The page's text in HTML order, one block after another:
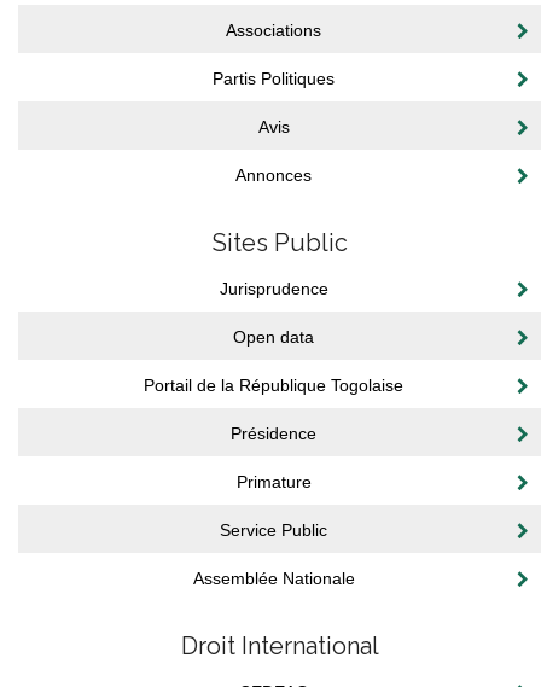
Associations
Partis Politiques
Avis
Annonces
Sites Public
Jurisprudence
Open data
Portail de la République Togolaise
Présidence
Primature
Service Public
Assemblée Nationale
Droit International